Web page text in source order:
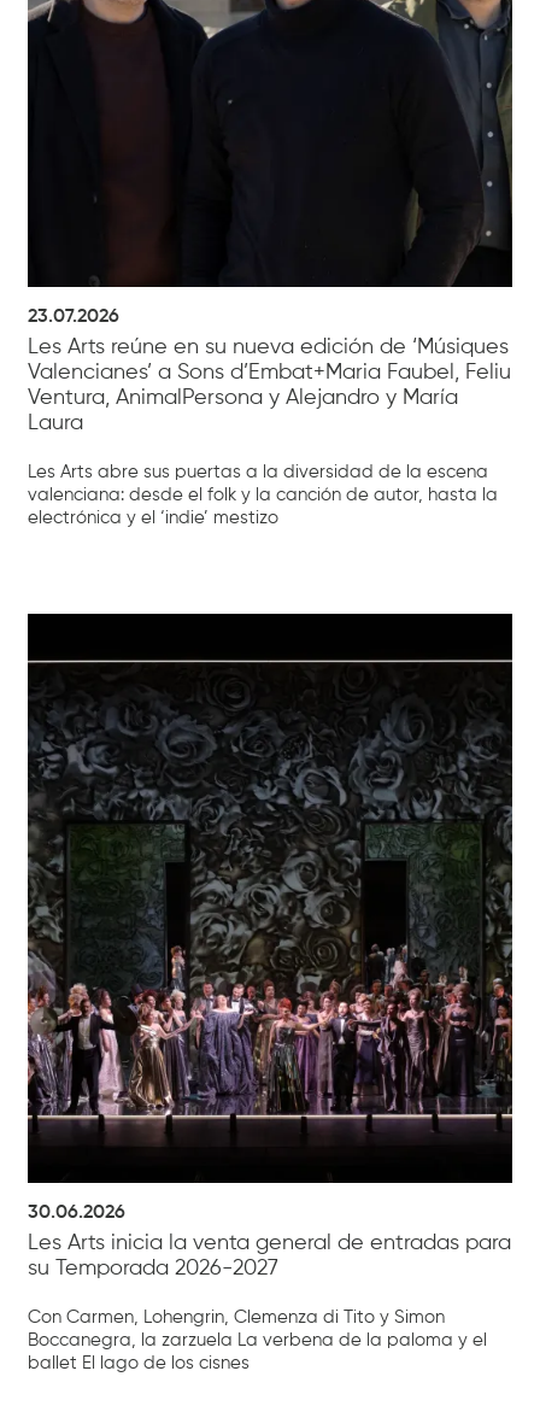
23.07.2026
Les Arts reúne en su nueva edición de ‘Músiques
Valencianes’ a Sons d’Embat+Maria Faubel, Feliu
Ventura, AnimalPersona y Alejandro y María
Laura
Les Arts abre sus puertas a la diversidad de la escena
valenciana: desde el folk y la canción de autor, hasta la
electrónica y el ‘indie’ mestizo
30.06.2026
Les Arts inicia la venta general de entradas para
su Temporada 2026-2027
Con Carmen, Lohengrin, Clemenza di Tito y Simon
Boccanegra, la zarzuela La verbena de la paloma y el
ballet El lago de los cisnes